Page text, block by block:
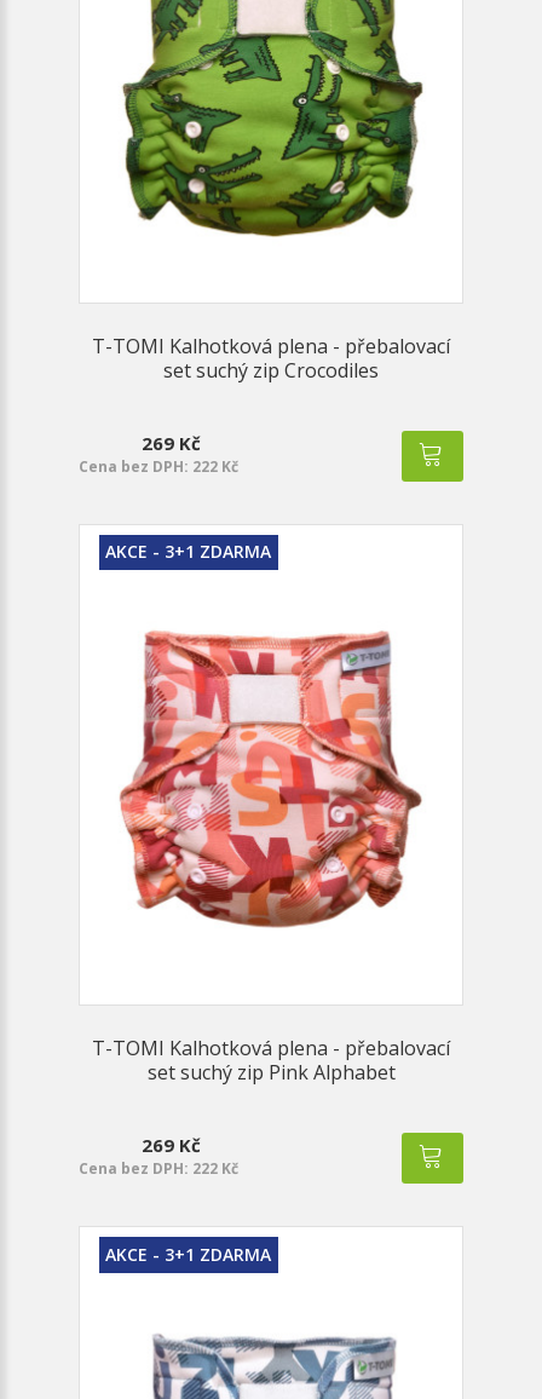
T-TOMI Kalhotková plena - přebalovací
set suchý zip Crocodiles
269 Kč
Cena bez DPH: 222 Kč
AKCE - 3+1 ZDARMA
T-TOMI Kalhotková plena - přebalovací
set suchý zip Pink Alphabet
269 Kč
Cena bez DPH: 222 Kč
AKCE - 3+1 ZDARMA